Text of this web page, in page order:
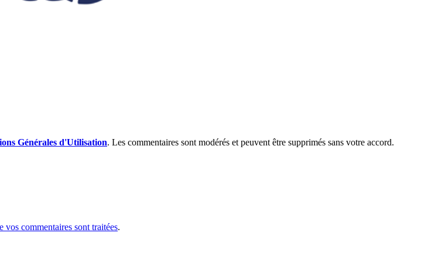
Générales d'Utilisation. Les commentaires sont modérés et peuvent être supprimés sans votre accord.
vos commentaires sont traitées.